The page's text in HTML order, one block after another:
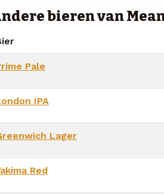
bieren van
Pale
IPA
Lager
Red